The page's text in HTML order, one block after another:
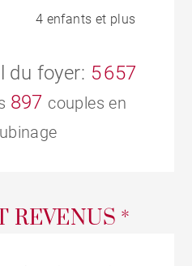
4 enfants et plus
du foyer: 5 657
897 couples en
REVENUS *